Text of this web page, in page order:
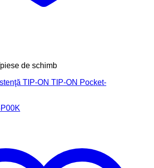
de schimb
TIP-ON TIP-ON Pocket-